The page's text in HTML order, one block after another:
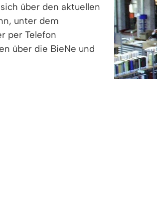
über den aktuellen
unter dem
per Telefon
über die BieNe und